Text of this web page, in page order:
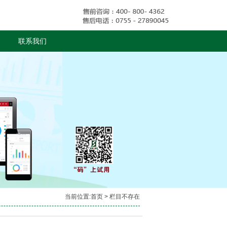
联系我们
当前位置:首页 > 栏目不存在